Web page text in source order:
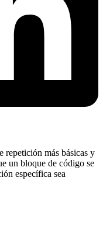
repetición más básicas y
un bloque de código se
específica sea